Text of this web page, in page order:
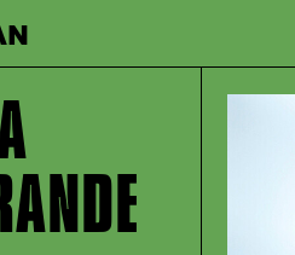
springen